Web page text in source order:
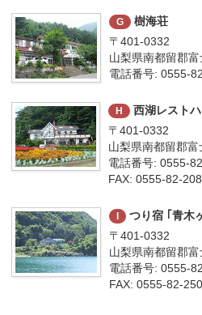
G
樹海荘
〒401-0332
山梨県南都留郡
電話番号: 0555-
H
西湖レスト
〒401-0332
山梨県南都留郡
電話番号: 0555-
FAX: 0555-82-
つり宿 ｢青木
〒401-0332
山梨県南都留郡
電話番号: 0555-
FAX: 0555-82-